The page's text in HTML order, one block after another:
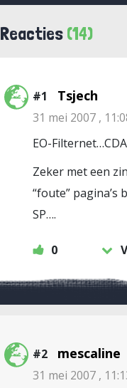
Reacties (14)
#1 Tsjech
31 mei 2007 ,
EO-
Zeker met een
“foute” pagina’s
SP….
0
#2 mescaline
31 mei 2007 ,